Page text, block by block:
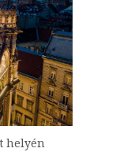
helyén